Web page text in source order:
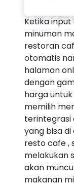
Ketika
minuman
restoran
otomatis
halaman
dengan
harga
memilih
terintegrasi
yang bisa
resto cafe ,
melakukan
akan
makanan